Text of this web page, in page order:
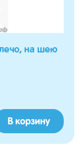
на шею
В корзину